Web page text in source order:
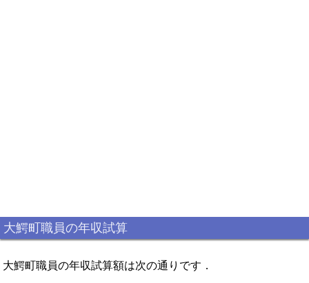
大鰐町職員の年収試算
大鰐町職員の年収試算額は次の通りです．